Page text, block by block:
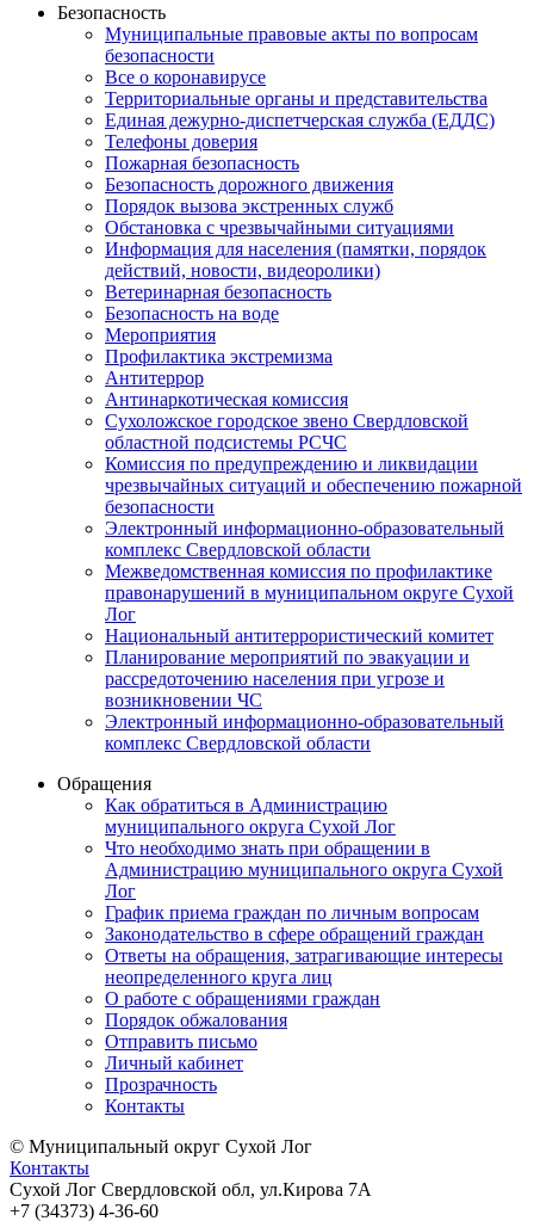
Безопасность
Муниципальные правовые акты по вопросам
безопасности
Все о коронавирусе
Территориальные органы и представительства
Единая дежурно-диспетчерская служба (ЕДДС)
Телефоны доверия
Пожарная безопасность
Безопасность дорожного движения
Порядок вызова экстренных служб
Обстановка с чрезвычайными ситуациями
Информация для населения (памятки, порядок
действий, новости, видеоролики)
Ветеринарная безопасность
Безопасность на воде
Мероприятия
Профилактика экстремизма
Антитеррор
Антинаркотическая комиссия
Сухоложское городское звено Свердловской
областной подсистемы РСЧС
Комиссия по предупреждению и ликвидации
чрезвычайных ситуаций и обеспечению пожарной
безопасности
Электронный информационно-образовательный
комплекс Cвердловской области
Межведомственная комиссия по профилактике
правонарушений в муниципальном округе Сухой
Лог
Национальный антитеррористический комитет
Планирование мероприятий по эвакуации и
рассредоточению населения при угрозе и
возникновении ЧС
Электронный информационно-образовательный
комплекс Свердловской области
Обращения
Как обратиться в Администрацию
муниципального округа Сухой Лог
Что необходимо знать при обращении в
Администрацию муниципального округа Сухой
Лог
График приема граждан по личным вопросам
Законодательство в сфере обращений граждан
Ответы на обращения, затрагивающие интересы
неопределенного круга лиц
О работе с обращениями граждан
Порядок обжалования
Отправить письмо
Личный кабинет
Прозрачность
Контакты
© Муниципальный округ Сухой Лог
Контакты
Сухой Лог Свердловской обл, ул.Кирова 7А
+7 (34373) 4-36-60